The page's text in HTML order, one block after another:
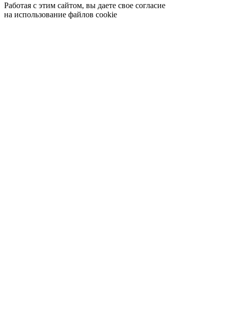
Работая с этим сайтом, вы даете свое согласие
на использование файлов cookie